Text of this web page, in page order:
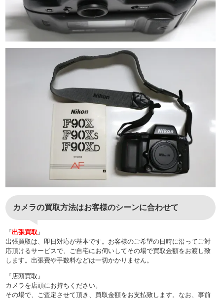
カメラの買取方法はお客様のシーンに合わせて
『出張買取』
出張買取は、即日対応が基本です。お客様のご希望の日時に沿ってご対
応頂けるサービスで、ご自宅にお伺いしてその場で買取金額をお渡し致
します。出張費や手数料などは一切かかりません。
『店頭買取』
カメラを店頭にお持ちください。
その場で、ご査定させて頂き、買取金額をお支払致します。なお、事前